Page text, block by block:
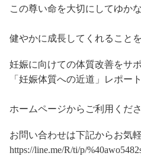
この尊い命を大切にしてゆか
健やかに成長してくれること
妊娠に向けての体質改善をサ
「妊娠体質への近道」レポー
ホームページからご利用くださ
お問い合わせは下記からお気
https://line.me/R/ti/p/